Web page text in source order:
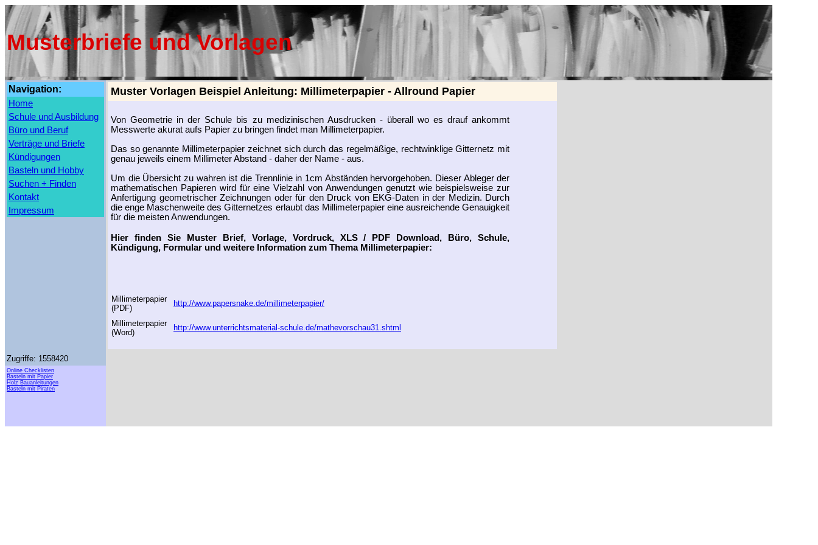
Musterbriefe und Vorlagen
Navigation:
Home
Schule und Ausbildung
Büro und Beruf
Verträge und Briefe
Kündigungen
Basteln und Hobby
Suchen + Finden
Kontakt
Impressum
Muster Vorlagen Beispiel Anleitung: Millimeterpapier - Allround Papier
Von Geometrie in der Schule bis zu medizinischen Ausdrucken - überall wo es drauf ankommt
Messwerte akurat aufs Papier zu bringen findet man Millimeterpapier.
Das so genannte Millimeterpapier zeichnet sich durch das regelmäßige, rechtwinklige Gitternetz mit
genau jeweils einem Millimeter Abstand - daher der Name - aus.
Um die Übersicht zu wahren ist die Trennlinie in 1cm Abständen hervorgehoben. Dieser Ableger der
mathematischen Papieren wird für eine Vielzahl von Anwendungen genutzt wie beispielsweise zur
Anfertigung geometrischer Zeichnungen oder für den Druck von EKG-Daten in der Medizin. Durch
die enge Maschenweite des Gitternetzes erlaubt das Millimeterpapier eine ausreichende Genauigkeit
für die meisten Anwendungen.
Hier finden Sie Muster Brief, Vorlage, Vordruck, XLS / PDF Download, Büro, Schule,
Kündigung, Formular und weitere Information zum Thema Millimeterpapier:
Millimeterpapier
(PDF)
http://www.papersnake.de/millimeterpapier/
Millimeterpapier
(Word)
http://www.unterrichtsmaterial-schule.de/mathevorschau31.shtml
Zugriffe: 1558420
Online Checklisten
Basteln mit Papier
Holz Bauanleitungen
Basteln mit Piraten